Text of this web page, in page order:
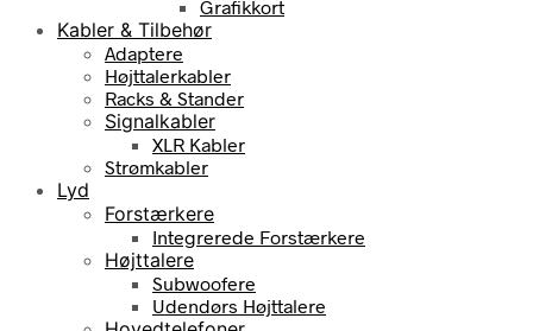
Grafikkort
Kabler & Tilbehør
Adaptere
Højttalerkabler
Racks & Stander
Signalkabler
XLR Kabler
Strømkabler
Lyd
Forstærkere
Integrerede Forstærkere
Højttalere
Subwoofere
Udendørs Højttalere